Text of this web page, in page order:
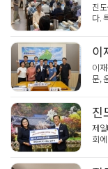
진
다.
이
문,
제
회